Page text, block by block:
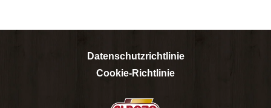
Datenschutzrichtlinie
Cookie-Richtlinie